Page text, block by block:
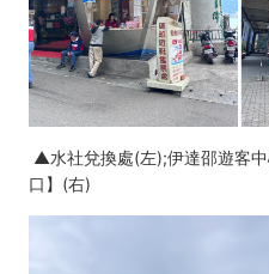
▲水社兌換處(左);伊達邵遊客
口】(右)